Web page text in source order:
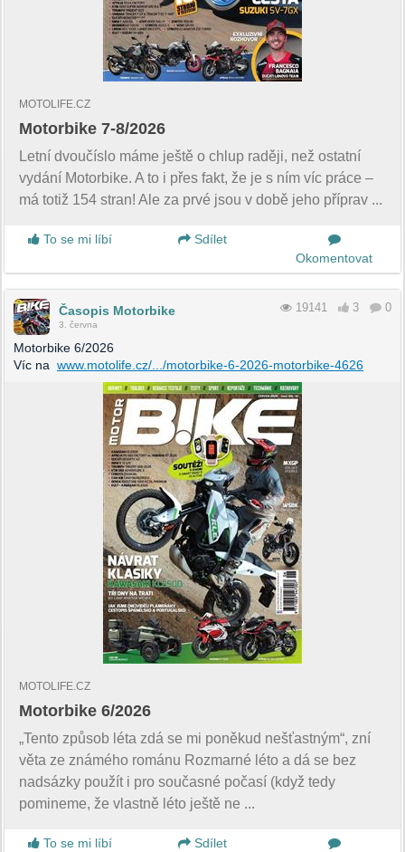
MOTOLIFE.CZ
Motorbike 7-8/2026
Letní dvoučíslo máme ještě o chlup raději, než ostatní
vydání Motorbike. A to i přes fakt, že je s ním víc práce –
má totiž 154 stran! Ale za prvé jsou v době jeho příprav ...
To se mi líbí
Sdílet
Okomentovat
Časopis Motorbike
3. června
19141 3 0
Motorbike 6/2026
Víc na www.motolife.cz/.../motorbike-6-2026-motorbike-4626
MOTOLIFE.CZ
Motorbike 6/2026
„Tento způsob léta zdá se mi poněkud nešťastným“, zní
věta ze známého románu Rozmarné léto a dá se bez
nadsázky použít i pro současné počasí (když tedy
pomineme, že vlastně léto ještě ne ...
To se mi líbí
Sdílet